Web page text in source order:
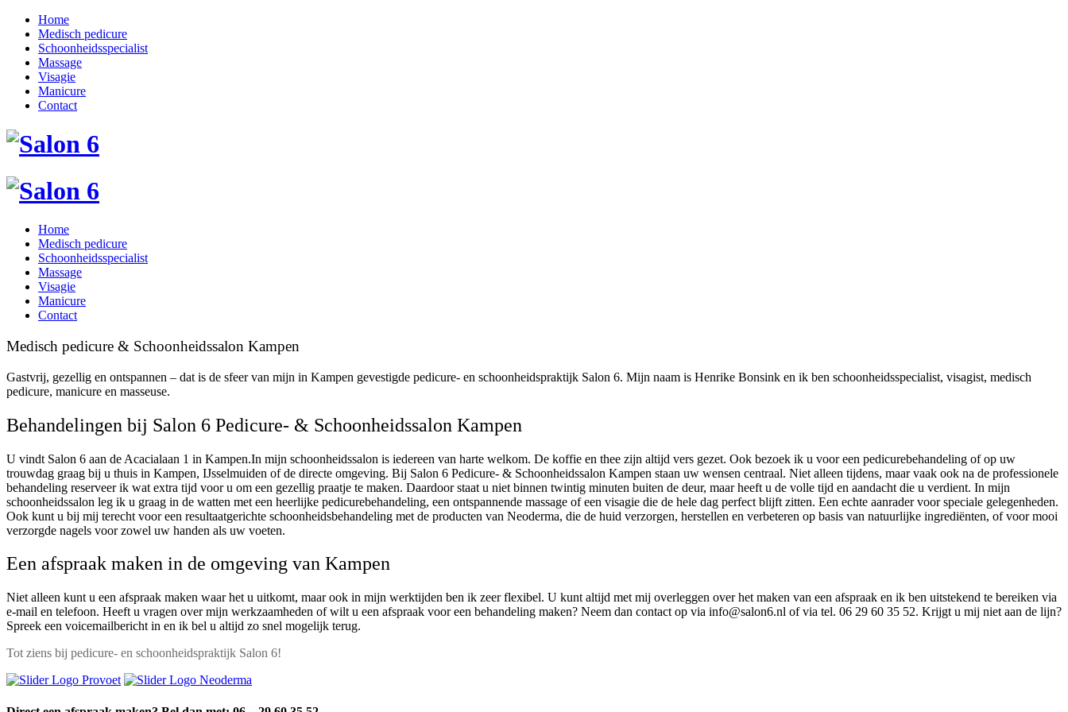
Home
Medisch pedicure
Schoonheidsspecialist
Massage
Visagie
Manicure
Contact
Home
Medisch pedicure
Schoonheidsspecialist
Massage
Visagie
Manicure
Contact
Medisch pedicure & Schoonheidssalon Kampen
Gastvrij, gezellig en ontspannen – dat is de sfeer van mijn in Kampen gevestigde pedicure- en schoonheidspraktijk Salon 6. Mijn naam is Henrike Bonsink en ik ben schoonheidsspecialist, visagist, medisch
pedicure, manicure en masseuse.
Behandelingen bij Salon 6 Pedicure- & Schoonheidssalon Kampen
U vindt Salon 6 aan de Acacialaan 1 in Kampen.In mijn schoonheidssalon is iedereen van harte welkom. De koffie en thee zijn altijd vers gezet. Ook bezoek ik u voor een pedicurebehandeling of op uw
trouwdag graag bij u thuis in Kampen, IJsselmuiden of de directe omgeving. Bij Salon 6 Pedicure- & Schoonheidssalon Kampen staan uw wensen centraal. Niet alleen tijdens, maar vaak ook na de professionele
behandeling reserveer ik wat extra tijd voor u om een gezellig praatje te maken. Daardoor staat u niet binnen twintig minuten buiten de deur, maar heeft u de volle tijd en aandacht die u verdient. In mijn
schoonheidssalon leg ik u graag in de watten met een heerlijke pedicurebehandeling, een ontspannende massage of een visagie die de hele dag perfect blijft zitten. Een echte aanrader voor speciale gelegenheden.
Ook kunt u bij mij terecht voor een resultaatgerichte schoonheidsbehandeling met de producten van Neoderma, die de huid verzorgen, herstellen en verbeteren op basis van natuurlijke ingrediënten, of voor mooi
verzorgde nagels voor zowel uw handen als uw voeten.
Een afspraak maken in de omgeving van Kampen
Niet alleen kunt u een afspraak maken waar het u uitkomt, maar ook in mijn werktijden ben ik zeer flexibel. U kunt altijd met mij overleggen over het maken van een afspraak en ik ben uitstekend te bereiken via
e-mail en telefoon. Heeft u vragen over mijn werkzaamheden of wilt u een afspraak voor een behandeling maken? Neem dan contact op via info@salon6.nl of via tel. 06 29 60 35 52. Krijgt u mij niet aan de lijn?
Spreek een voicemailbericht in en ik bel u altijd zo snel mogelijk terug.
Tot ziens bij pedicure- en schoonheidspraktijk Salon 6!